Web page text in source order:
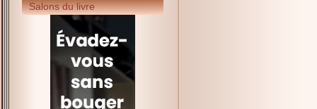
Salons du livre